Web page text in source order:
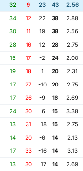
32 9 23 43
2.56
34 12 22 38
2.88
30 11 19 38
2.56
28 16 12 28
2.75
15 17 -2 24
2.00
19 18 1 20
2.31
17 27 -10 20
2.75
17 26 -9 16
2.69
24 30 -6 15
3.38
13 31 -18 15
2.75
14 20 -6 14
2.13
17 33 -16 14
3.13
13 30 -17 14
2.69